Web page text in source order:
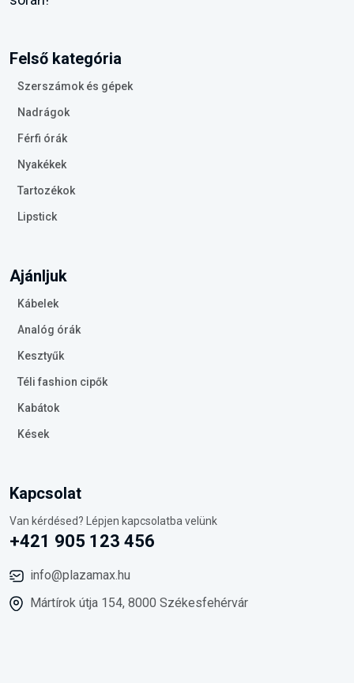
Felső kategória
Szerszámok és gépek
Nadrágok
Férfi órák
Nyakékek
Tartozékok
Lipstick
Ajánljuk
Kábelek
Analóg órák
Kesztyűk
Téli fashion cipők
Kabátok
Kések
Kapcsolat
Van kérdésed? Lépjen kapcsolatba velünk
+421 905 123 456
info@plazamax.hu
Mártírok útja 154, 8000 Székesfehérvár